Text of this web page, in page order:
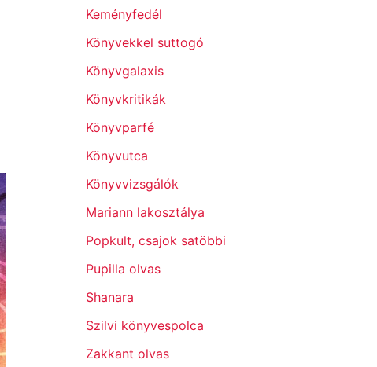
Keményfedél
Könyvekkel suttogó
Könyvgalaxis
Könyvkritikák
Könyvparfé
Könyvutca
Könyvvizsgálók
Mariann lakosztálya
Popkult, csajok satöbbi
Pupilla olvas
Shanara
Szilvi könyvespolca
Zakkant olvas